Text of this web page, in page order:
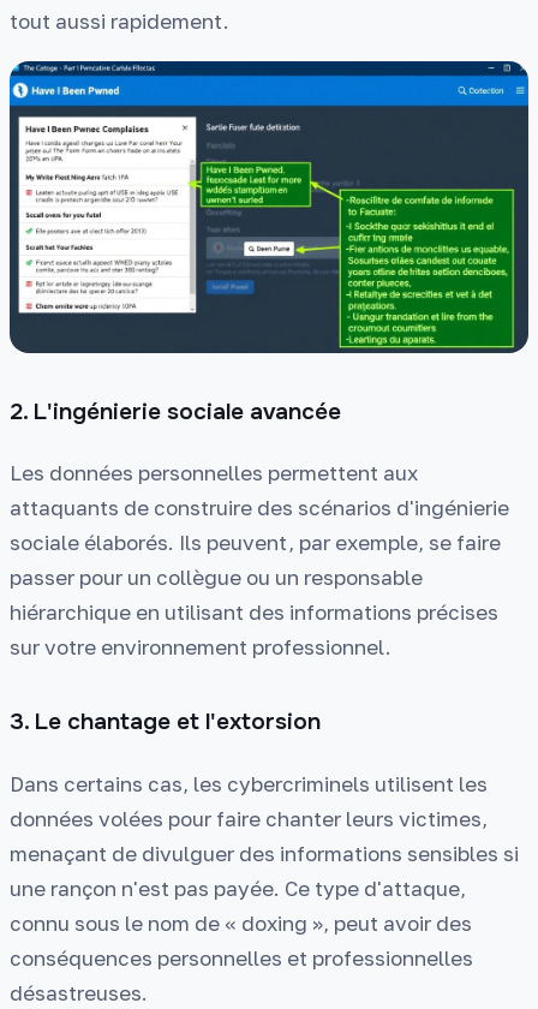
tout aussi rapidement.
2. L'ingénierie sociale avancée
Les données personnelles permettent aux
attaquants de construire des scénarios d'ingénierie
sociale élaborés. Ils peuvent, par exemple, se faire
passer pour un collègue ou un responsable
hiérarchique en utilisant des informations précises
sur votre environnement professionnel.
3. Le chantage et l'extorsion
Dans certains cas, les cybercriminels utilisent les
données volées pour faire chanter leurs victimes,
menaçant de divulguer des informations sensibles si
une rançon n'est pas payée. Ce type d'attaque,
connu sous le nom de « doxing », peut avoir des
conséquences personnelles et professionnelles
désastreuses.